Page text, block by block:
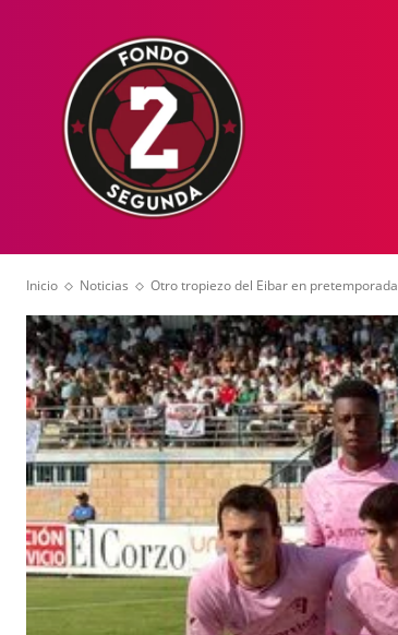
Inicio Noticias Otro tropiezo del Eibar en pretemporada